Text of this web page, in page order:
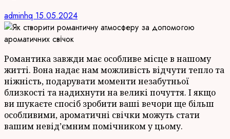
adminhq 15.05.2024
Романтика завжди має особливе місце в нашому
житті. Вона надає нам можливість відчути тепло та
ніжність, подарувати моменти незабутньої
близкості та надихнути на великі почуття. І якщо
ви шукаєте спосіб зробити ваші вечори ще більш
особливими, ароматичні свічки можуть стати
вашим невід’ємним помічником у цьому.